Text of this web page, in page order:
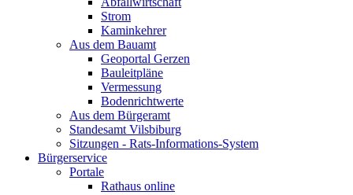
Strom
Kaminkehrer
Aus dem Bauamt
Geoportal Gerzen
Bauleitpläne
Vermessung
Bodenrichtwerte
Aus dem Bürgeramt
Standesamt Vilsbiburg
Sitzungen - Rats-Informations-System
Bürgerservice
Portale
Rathaus online